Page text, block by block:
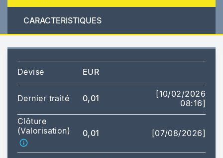
CARACTERISTIQUES
Devise EUR
Dernier traité 0,01
[10/02/2026
08:16]
Clôture
(Valorisation)
0,01 [07/08/2026]